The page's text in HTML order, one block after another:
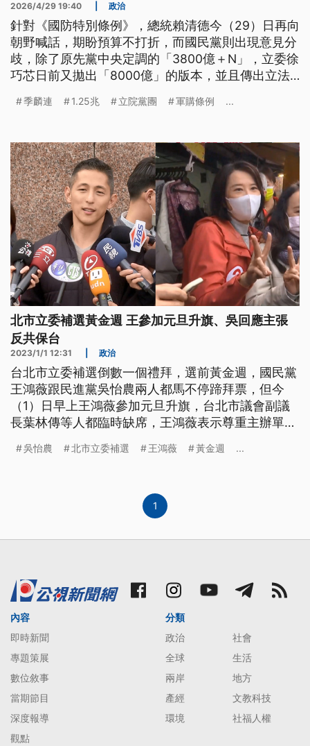
2026/4/29 19:40 政治
針對《國防特別條例》，總統賴清德今（29）日再向
朝野喊話，期盼預算不打折，而國民黨則出現意見分
歧，除了原先黨中央定調的「3800億＋N」，立委徐
巧芯日前又拋出「8000億」的版本，並且傳出立法
則是開砲說，不相信韓國瑜會做出賣黨求榮的事，如
「3800億+N」的版本，是經過深思熟慮的結果，黨
中央的態度從未變動；韓國瑜則在臉書回應，自己無
愧於黨、無愧於心。
季麟連 1.25兆 立院黨團 軍購條例 ...
北市立委補選黃金週 王參加元旦升旗、吳回應主張
反共保台
2023/1/1 12:31 政治
台北市立委補選倒數一個禮拜，選前黃金週，國民黨
王鴻薇跟民進黨吳怡農兩人都馬不停蹄拜票，但今
（1）日早上王鴻薇參加元旦升旗，台北市議會副議
長葉林傳等人都臨時缺席，王鴻薇表示尊重主辦單位
對政見的指教，稱自己堅持的是反共保台。
吳怡農 北市立委補選 王鴻薇 黃金週 ...
1
內容
即時新聞
專題策展
數位敘事
當期節目
深度報導
觀點
分類
政治
社會
全球
生活
兩岸
地方
產經
文教科技
環境
社福人權